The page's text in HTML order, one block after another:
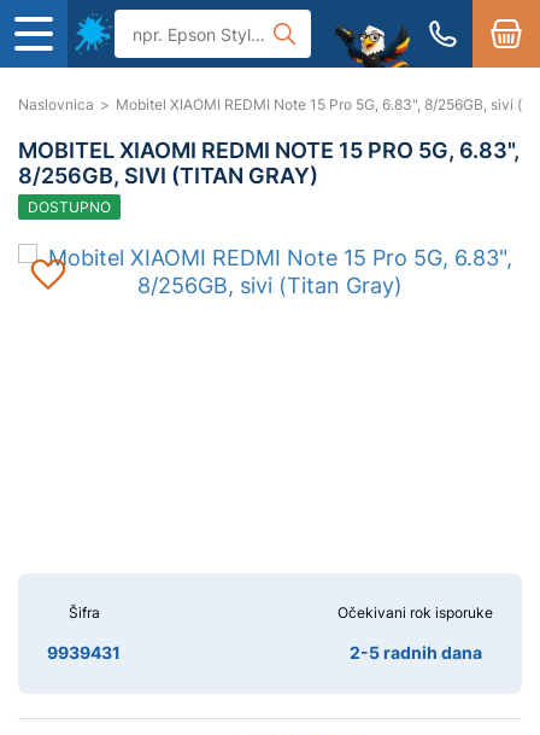
Naslovnica > Mobitel XIAOMI REDMI Note 15 Pro 5G, 6.83", 8/256GB, sivi
MOBITEL XIAOMI REDMI NOTE 15 PRO 5G, 6.83",
8/256GB, SIVI (TITAN GRAY)
DOSTUPNO
Šifra
9939431
Očekivani rok isporuke
2-5 radnih dana